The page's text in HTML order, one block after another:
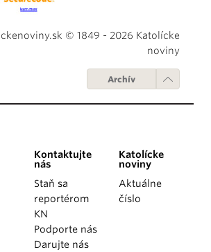
© 1849 - 2026 Katolícke
noviny
Archív
Kontaktujte
nás
Staň sa
reportérom
KN
Podporte nás
Darujte nás
Katolícke
noviny
Aktuálne
číslo